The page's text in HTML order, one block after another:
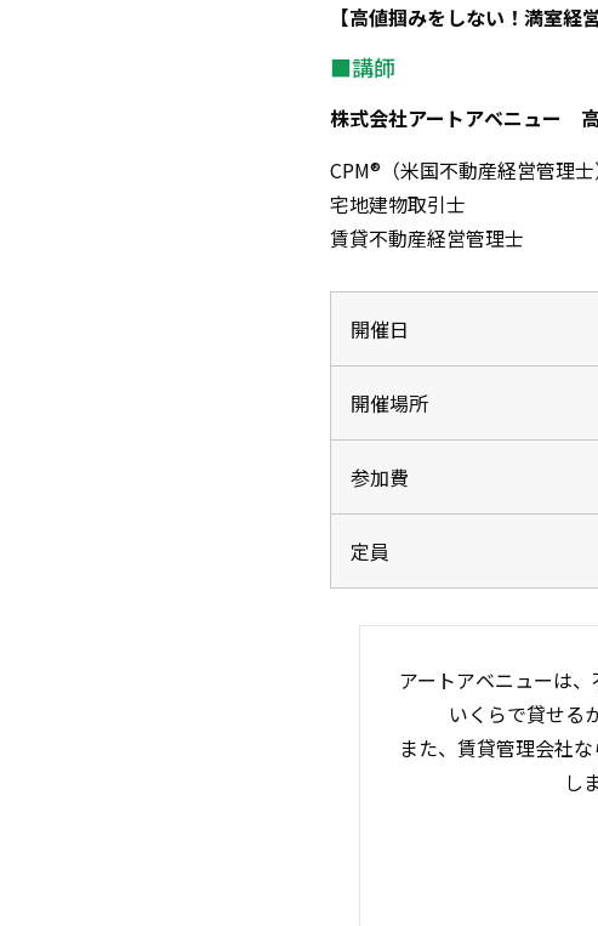
【高値掴みをしない！満室経
■講師
株式会社アートアベニュー
CPM®（米国不動産経営管理士
宅地建物取引士
賃貸不動産経営管理士
開催日
開催場所
参加費
定員
アートアベニューは
いくらで貸せる
また、賃貸管理会社
し